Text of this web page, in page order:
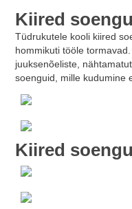
Kiired
Tüdrukutele kooli kiired
hommikuti tööle
juuksenõeliste,
soenguid, mille kudumine
Kiired